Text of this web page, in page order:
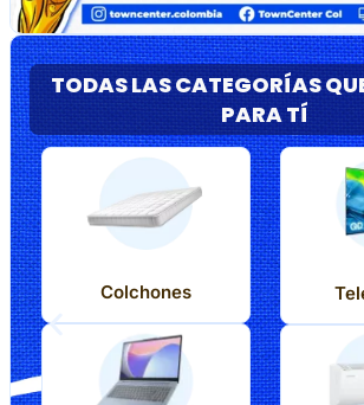
TODAS LAS CATEGORÍAS
PARA TÍ
Colchones